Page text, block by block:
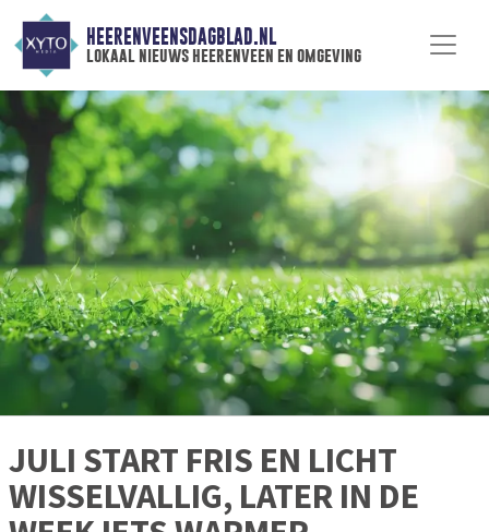
HEERENVEENSDAGBLAD.NL
lokaal nieuws heerenveen en omgeving
JULI START FRIS EN LICHT
WISSELVALLIG, LATER IN DE